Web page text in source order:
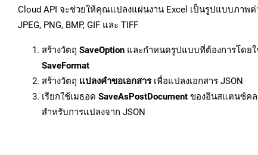
Cloud API จะช่วยให้คุณแปลงแผ่นงาน Excel เป็นรูปแบบภาพต่
JPEG, PNG, BMP, GIF และ TIFF
สร้างวัตถุ SaveOption และกำหนดรูปแบบที่ต้องการโดย
SaveFormat
สร้างวัตถุ แปลงคำขอเอกสารเพื่อแปลงเอกสาร JSON
เรียกใช้เมธอด SaveAsPostDocument ของอินสแตนซ์คล
สำหรับการแปลงจาก JSON